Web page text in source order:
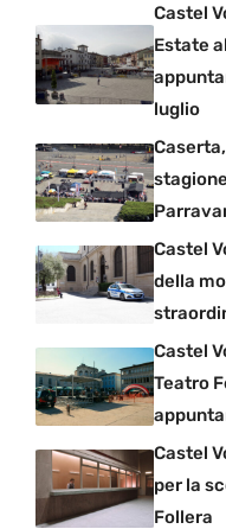
Castel
Estate
luglio
Castel
della
Castel
Teatro
Castel
per la
Follera